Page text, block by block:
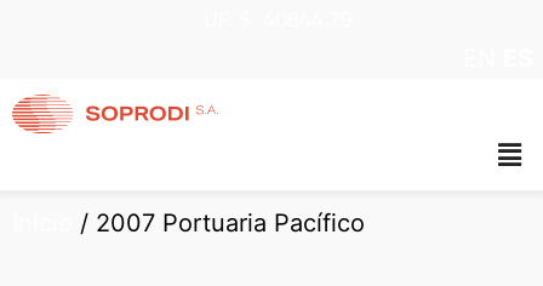
/ 2007 Portuaria Pacífico